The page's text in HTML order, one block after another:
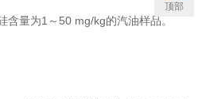
量为1～50 mg/kg的汽油样品。
顶部